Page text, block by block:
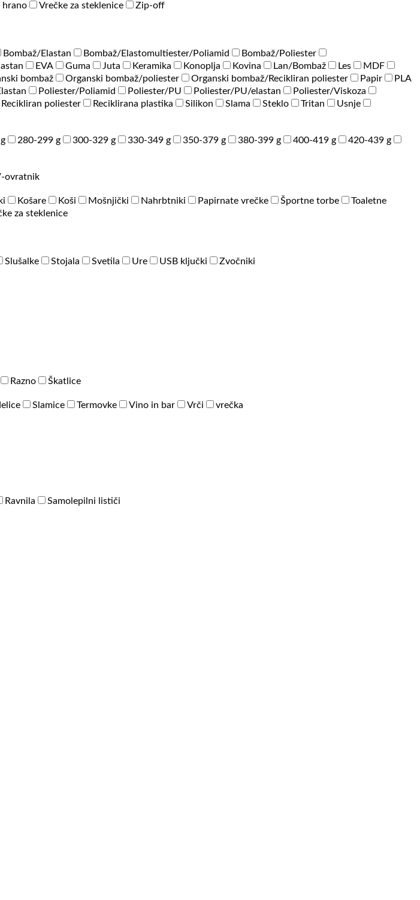
hrano Vrečke za steklenice
Zip-off
Bombaž/Elastan Bombaž/Elastomultiester/Poliamid
Bombaž/Poliester
EVA Guma Juta Keramika Konoplja Kovina Lan/Bombaž Les
MDF
bombaž Organski bombaž/poliester Organski bombaž/Recikliran poliester Papir
PLA
Poliester/Poliamid Poliester/PU Poliester/PU/elastan
Poliester/Viskoza
Recikliran poliester Reciklirana plastika Silikon Slama Steklo Tritan
Usnje
280-299 g 300-329 g 330-349 g 350-379 g 380-399 g 400-419 g
420-439 g
ovratnik
Košare Koši Mošnjički Nahrbtniki Papirnate vrečke Športne torbe
Toaletne
za steklenice
Slušalke Stojala Svetila Ure USB ključki
Zvočniki
Razno
Škatlice
Slamice Termovke Vino in bar Vrči
vrečka
Ravnila
Samolepilni lističi